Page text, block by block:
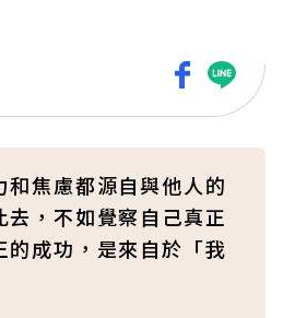
和焦慮都源自與他人的
去，不如覺察自己真正
的成功，是來自於「我